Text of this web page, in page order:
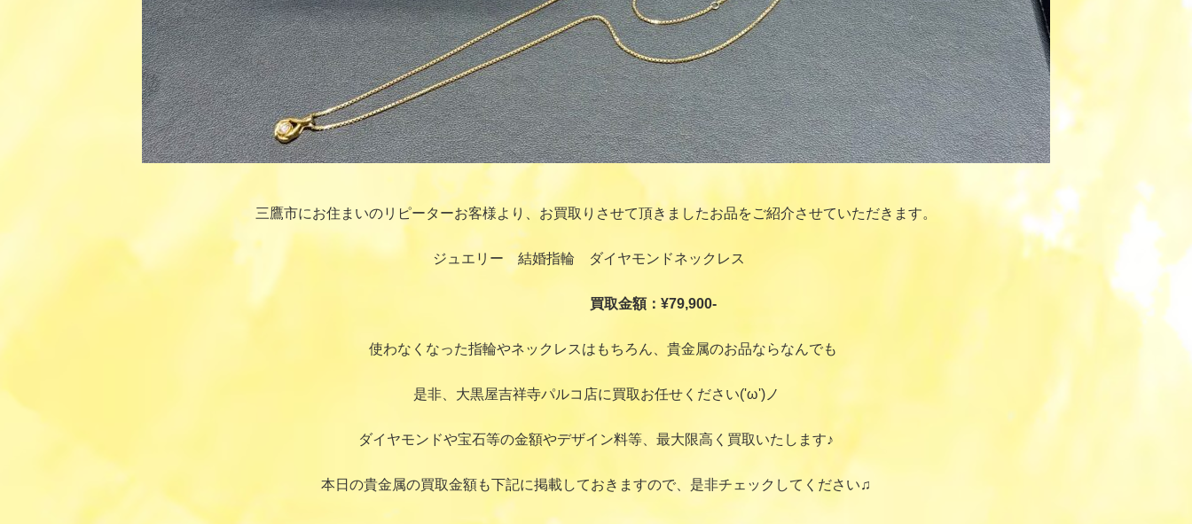
三鷹市にお住まいのリピーターお客様より、お買取りさせて頂きましたお品をご紹介させていただきます。
ジュエリー 結婚指輪 ダイヤモンドネックレス
買取金額：¥79,900-
使わなくなった指輪やネックレスはもちろん、貴金属のお品ならなんでも
是非、大黒屋吉祥寺パルコ店に買取お任せください('ω')ノ
ダイヤモンドや宝石等の金額やデザイン料等、最大限高く買取いたします♪
本日の貴金属の買取金額も下記に掲載しておきますので、是非チェックしてください♫